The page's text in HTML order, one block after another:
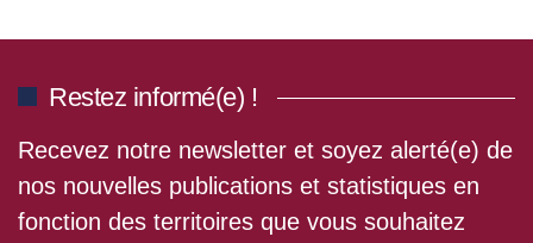
Restez informé(e) !
Recevez notre newsletter et soyez alerté(e) de
nos nouvelles publications et statistiques en
fonction des territoires que vous souhaitez